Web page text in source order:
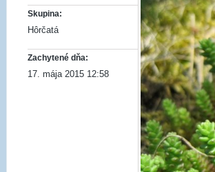
Skupina:
Hôrčatá
Zachytené dňa:
17. mája 2015 12:58